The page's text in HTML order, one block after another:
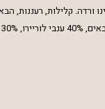
ורדה. קלילות, רעננות,
ענבי לוריירו, 30% ענבי אלוורניו ו30% ענבי אבסו.